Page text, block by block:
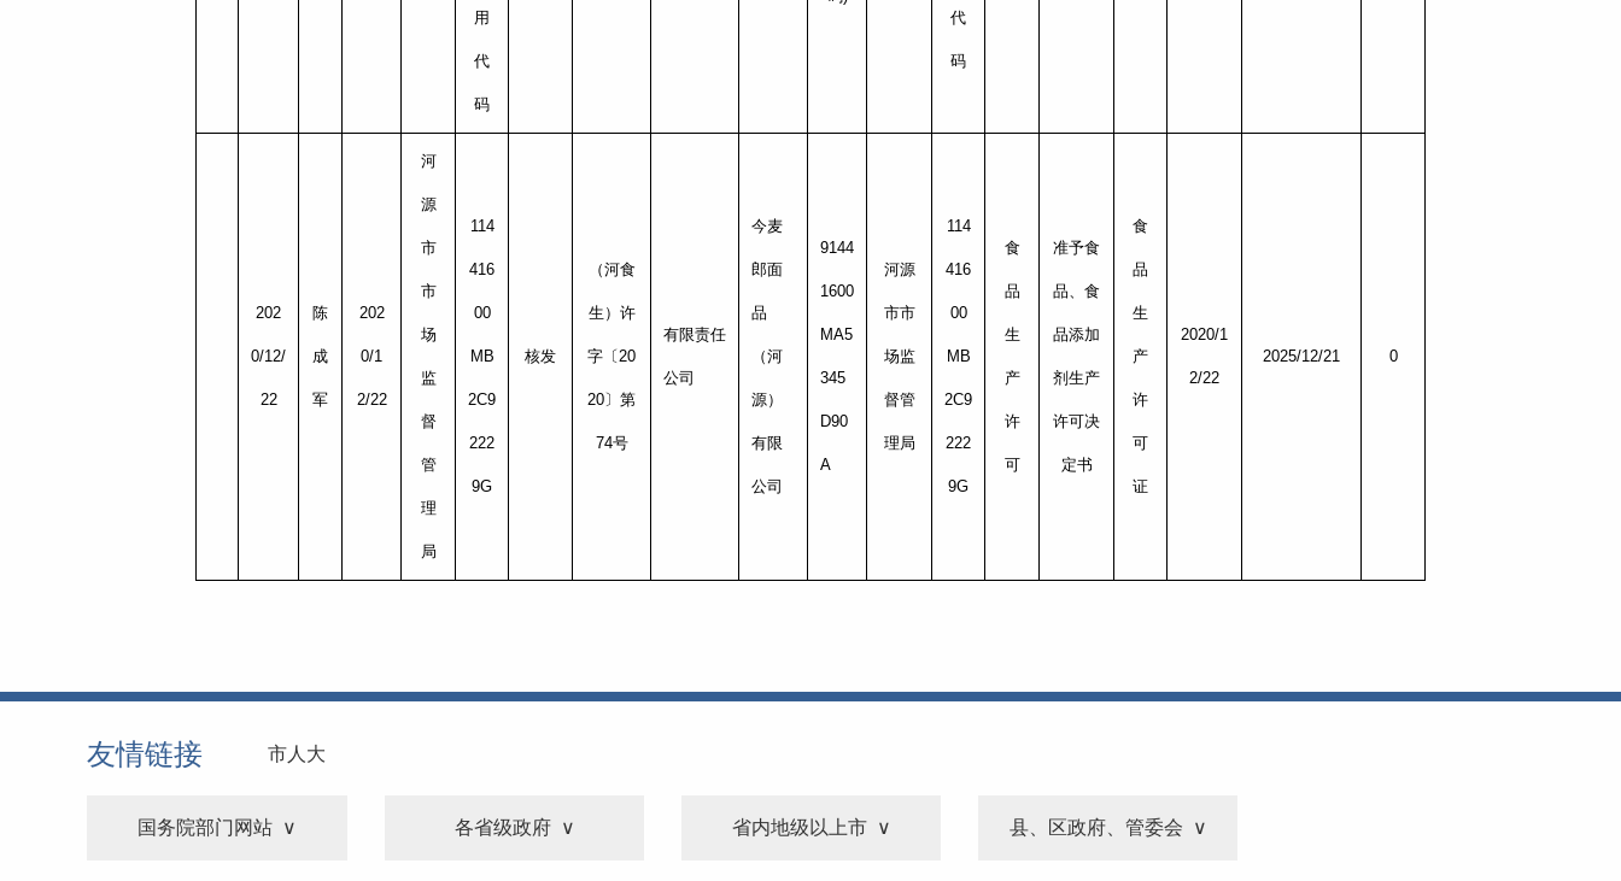
用
代
码
代
码
202
0/12/
22
陈
成
军
202
0/1
2/22
河
源
市
市
场
监
督
管
理
局
114
416
00
MB
2C9
222
9G
核发
（河食
生）许
字〔20
20〕第
74号
有限责任
公司
今麦
郎面
品
（河
源）
有限
公司
9144
1600
MA5
345
D90
A
河源
市市
场监
督管
理局
114
416
00
MB
2C9
222
9G
食
品
生
产
许
可
准予食
品、食
品添加
剂生产
许可决
定书
食
品
生
产
许
可
证
2020/1
2/22
2025/12/21 0
友情链接 市人大
国务院部门网站 各省级政府 省内地级以上市 县、区政府、管委会